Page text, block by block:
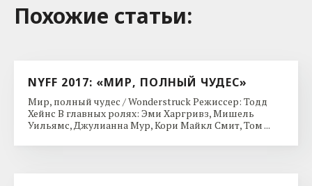
Похожие cтатьи:
NYFF 2017: «МИР, ПОЛНЫЙ ЧУДЕС»
Мир, полный чудес / Wonderstruck Режиссер: Тодд
Хейнс В главных ролях: Эми Харгривз, Мишель
Уильямс, Джулианна Мур, Кори Майкл Смит, Том ...